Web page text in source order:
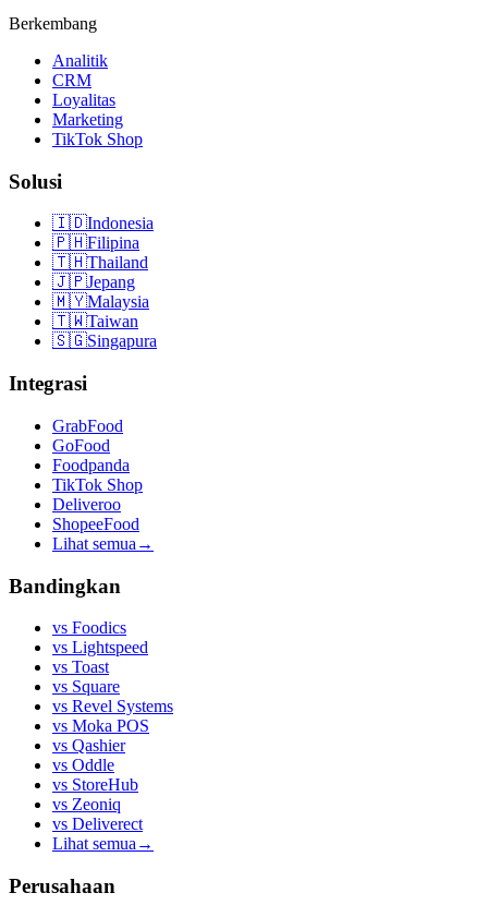
Berkembang
Analitik
CRM
Loyalitas
Marketing
TikTok Shop
Solusi
🇮🇩Indonesia
🇵🇭Filipina
🇹🇭Thailand
🇯🇵Jepang
🇲🇾Malaysia
🇹🇼Taiwan
🇸🇬Singapura
Integrasi
GrabFood
GoFood
Foodpanda
TikTok Shop
Deliveroo
ShopeeFood
Lihat semua →
Bandingkan
vs Foodics
vs Lightspeed
vs Toast
vs Square
vs Revel Systems
vs Moka POS
vs Qashier
vs Oddle
vs StoreHub
vs Zeoniq
vs Deliverect
Lihat semua →
Perusahaan